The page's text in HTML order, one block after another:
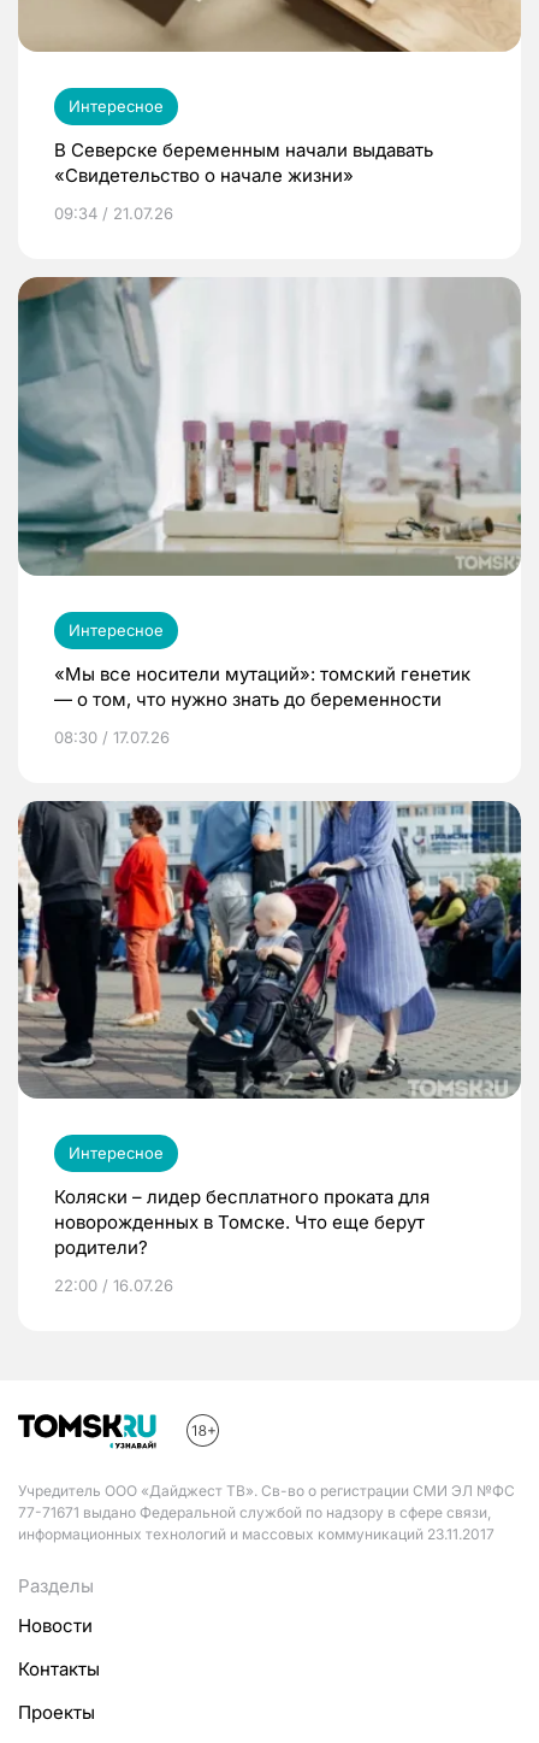
Интересное
В Северске беременным начали выдавать
«Свидетельство о начале жизни»
09:34 / 21.07.26
Интересное
«Мы все носители мутаций»: томский генетик
— о том, что нужно знать до беременности
08:30 / 17.07.26
Интересное
Коляски – лидер бесплатного проката для
новорожденных в Томске. Что еще берут
родители?
22:00 / 16.07.26
Учредитель ООО «Дайджест ТВ». Св-во о регистрации СМИ ЭЛ №ФС
77-71671 выдано Федеральной службой по надзору в сфере связи,
информационных технологий и массовых коммуникаций 23.11.2017
Разделы
Новости
Контакты
Проекты